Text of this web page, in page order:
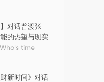
】对话普渡张
的热望与现实
time
财新时间》对话